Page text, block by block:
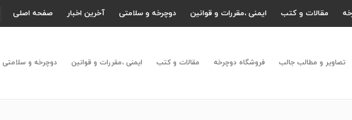
صفحه اصلی آخرین اخبار دوچرخه و سلامتی ایمنی ،مقررات و قوانین مقالات و کتب
دوچرخه و سلامتی ایمنی ،مقررات و قوانین مقالات و کتب فروشگاه دوچرخه تصاویر و مطالب جالب